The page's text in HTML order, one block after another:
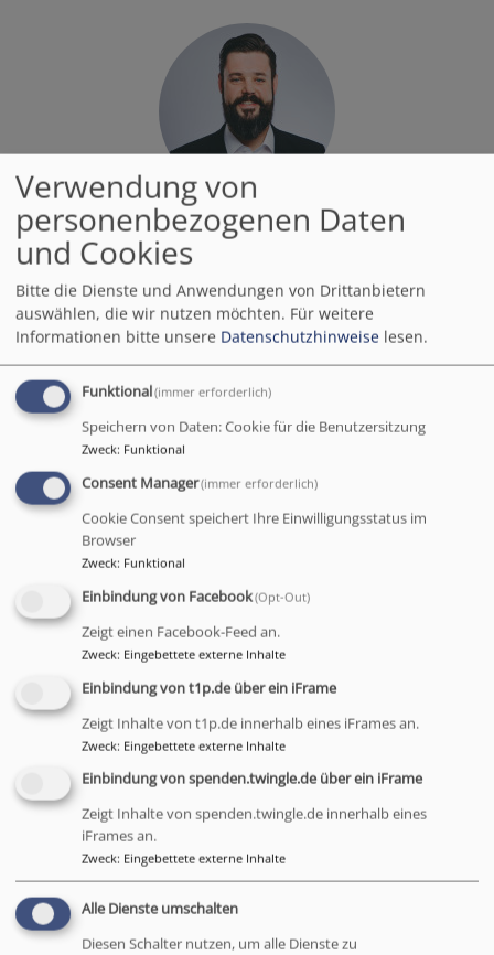
Leitung Schulreferat
Kanzleistraße 11
95444 Bayreuth
schulreferat.bayreuth@elkb.de
Religonspädagoge Maximilian Simon
Telefon: (0 15 1) 50 72 29 99
maximilian.simon@elkb.de
Büro des Schulreferats:
Sonja Schirmer
Kanzleistraße 11
95444 Bayreuth
0921 596-804
0921 596-888
schulreferat.bayreuth@elkb.de
Link zur Dekanatsmedienstelle...
Tageslosung
Verwendung von
personenbezogenen Daten
und Cookies
Bitte die Dienste und Anwendungen von Drittanbietern
auswählen, die wir nutzen möchten. Für weitere
Informationen bitte unsere Datenschutzhinweise lesen.
Funktional(immer erforderlich)
Speichern von Daten: Cookie für die Benutzersitzung
Zweck: Funktional
Consent Manager(immer erforderlich)
Cookie Consent speichert Ihre Einwilligungsstatus im
Browser
Zweck: Funktional
Einbindung von Facebook(Opt-Out)
Zeigt einen Facebook-Feed an.
Zweck: Eingebettete externe Inhalte
Einbindung von t1p.de über ein iFrame
Zeigt Inhalte von t1p.de innerhalb eines iFrames an.
Zweck: Eingebettete externe Inhalte
Einbindung von spenden.twingle.de über ein iFrame
Zeigt Inhalte von spenden.twingle.de innerhalb eines
iFrames an.
Zweck: Eingebettete externe Inhalte
Alle Dienste umschalten
Diesen Schalter nutzen, um alle Dienste zu